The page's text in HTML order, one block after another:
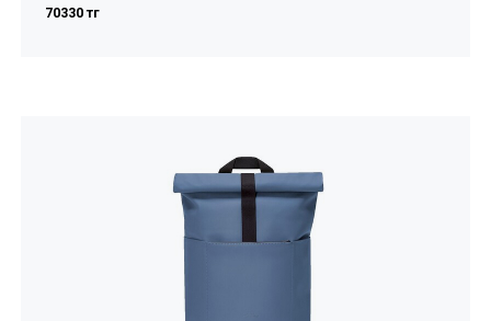
70330 тг